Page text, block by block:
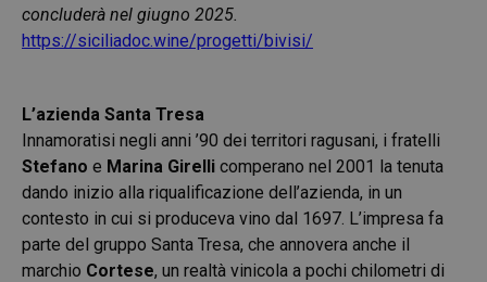
concluderà nel giugno 2025.
https://siciliadoc.wine/progetti/bivisi/
L’azienda Santa Tresa
Innamoratisi negli anni ’90 dei territori ragusani, i fratelli
Stefano e Marina Girelli comperano nel 2001 la tenuta
dando inizio alla riqualificazione dell’azienda, in un
contesto in cui si produceva vino dal 1697. L’impresa fa
parte del gruppo Santa Tresa, che annovera anche il
marchio Cortese, un realtà vinicola a pochi chilometri di